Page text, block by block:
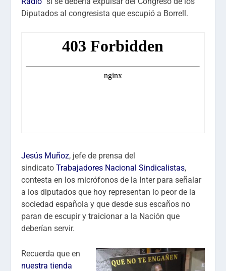
Diputados al congresista que escupió a Borrell.
Jesús Muñoz, jefe de prensa del
sindicatoTrabajadores Nacional Sindicalistas,
contesta en los micrófonos de la Inter para señalar
a los diputados que hoy representan lo peor de la
sociedad española y que desde sus escaños no
paran de escupir y traicionar a la Nación que
deberían servir.
Recuerda que en
nuestra tienda